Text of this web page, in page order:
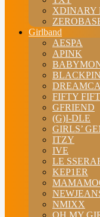
XDINARY
Girlband
AESPA
APINK
FIFTY
GFRIEND
(G)I-DLE
GIRLS’
ITZY
IVE
LE
KEP1ER
NMIXX
OH MY